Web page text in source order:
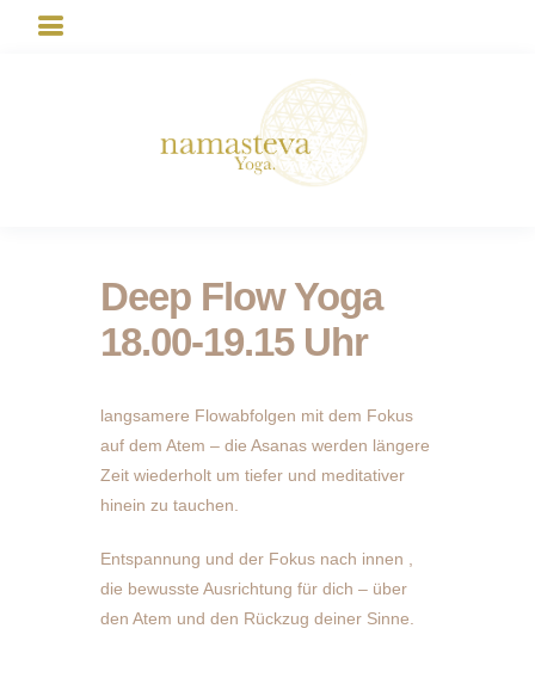
Deep Flow Yoga
18.00-19.15 Uhr
langsamere Flowabfolgen mit dem Fokus
auf dem Atem – die Asanas werden längere
Zeit wiederholt um tiefer und meditativer
hinein zu tauchen.
Entspannung und der Fokus nach innen ,
die bewusste Ausrichtung für dich – über
den Atem und den Rückzug deiner Sinne.